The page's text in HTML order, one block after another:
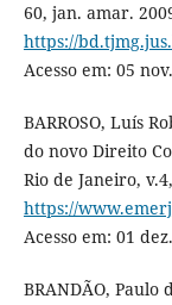
60, jan. amar.
https://
Acesso em: 05
BARROSO, Luís
do novo Direito
Rio de Janeiro,
https://
Acesso em: 01
BRANDÃO, Paulo